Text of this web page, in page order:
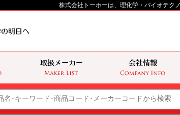
株式会社トーホーは、理化学・バイオテク